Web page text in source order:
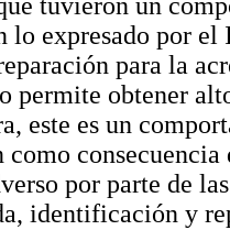
tuvieron un
lo expresado por
para la
permite obtener
este es un
como
por parte de
identificación y